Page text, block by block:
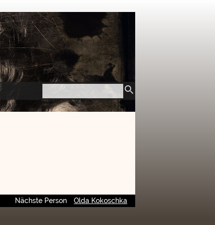
Nächste Person Olda Kokoschka